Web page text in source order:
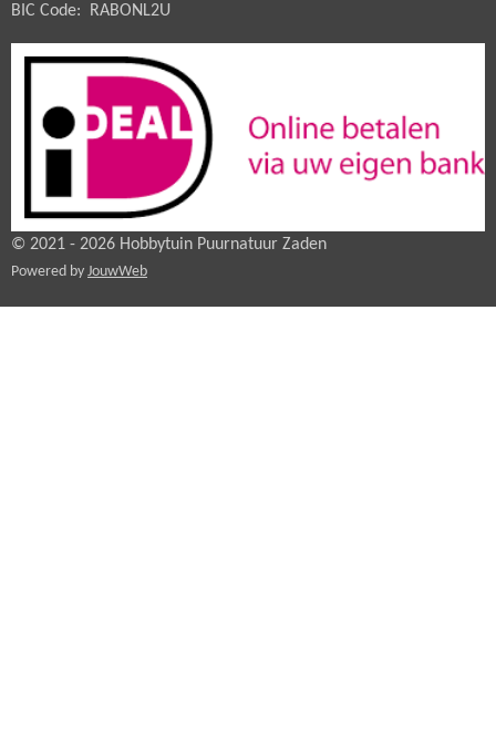
BIC Code: RABONL2U
© 2021 - 2026 Hobbytuin Puurnatuur Zaden
Powered by JouwWeb